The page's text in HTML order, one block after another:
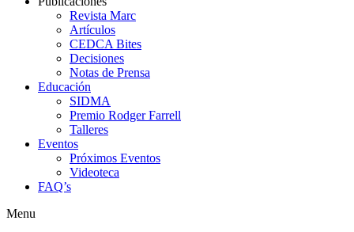
Revista Marc
Artículos
CEDCA Bites
Decisiones
Notas de Prensa
Educación
SIDMA
Premio Rodger Farrell
Talleres
Eventos
Próximos Eventos
Videoteca
FAQ’s
Menu